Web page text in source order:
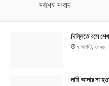
সর্বশেষ সংবাদ
দিল্লিতে বসে
৭ আগস্ট, ২০২৬
দাবি আদায় না